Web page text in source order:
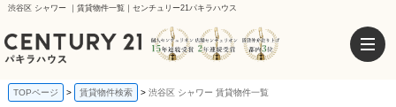
渋谷区 シャワー ｜賃貸物件一覧｜センチュリー21パキラハウス
TOPページ 賃貸物件検索 渋谷区 シャワー 賃貸物件一覧